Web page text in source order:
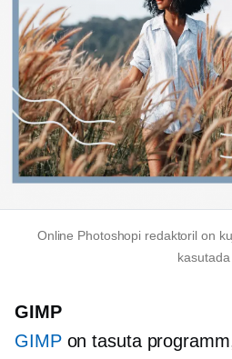
Online Photoshopi redaktoril on
kasutada
GIMP
GIMPon tasuta